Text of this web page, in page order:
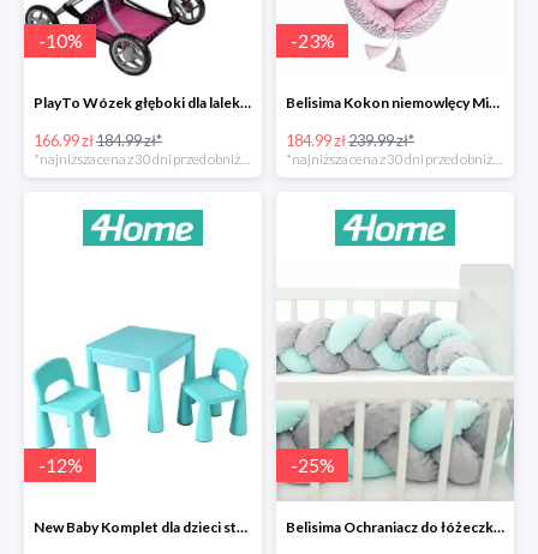
-10%
PlayTo Wózek głęboki dla lalek Viola -10%
166.99 zł184.99 zł*
-23%
Belisima Kokon niemowlęcy Minky Sweet Baby -23%
184.99 zł239.99 zł*
-12%
New Baby Komplet dla dzieci stolik i krzesełka -12%
-25%
Belisima Ochraniacz do łóżeczka Warkocz -25%